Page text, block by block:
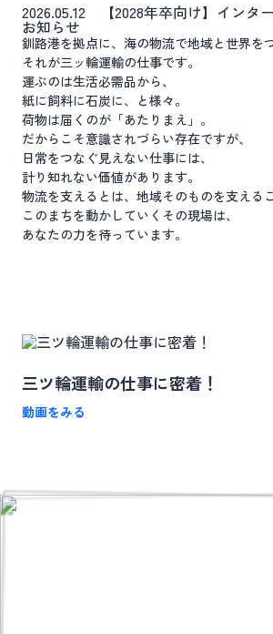
2026.05.12 【2028年卒向け】インタ
お知らせ
釧路港を拠点に、海の物流で地域と世界を
それが三ッ輪運輸の仕事です。
運ぶのは生活必需品から、
紙に飼料に石炭に、と様々。
荷物は届くのが「あたりまえ」。
だからこそ意識されづらい存在ですが、
日常をつなぐ見えない仕事には、
計り知れない価値があります。
物流を支えるとは、地域そのものを支えるこ
このまちを動かしていくその現場は、
あなたの力を待っています。
三ツ輪運輸の仕事に密着！
動画をみる